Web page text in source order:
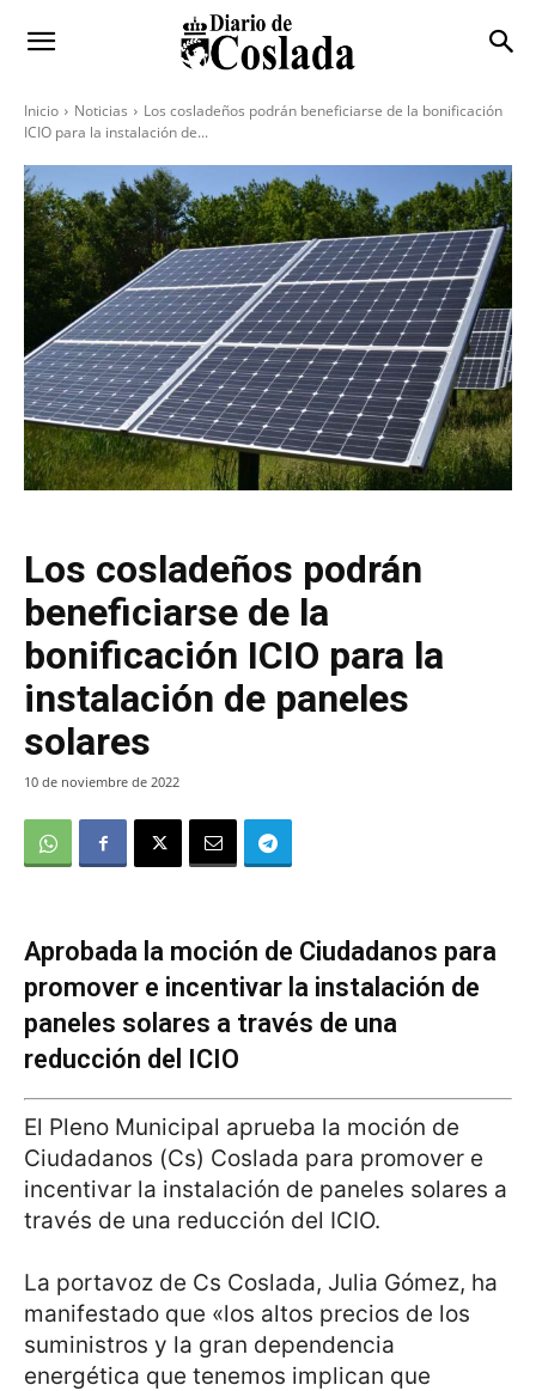
Inicio Noticias
Los cosladeños podrán beneficiarse de la bonificación
ICIO para la instalación de...
Los cosladeños podrán
beneficiarse de la
bonificación ICIO para la
instalación de paneles
solares
10 de noviembre de 2022
Aprobada la moción de Ciudadanos para
promover e incentivar la instalación de
paneles solares a través de una
reducción del ICIO
El Pleno Municipal aprueba la moción de
Ciudadanos (Cs) Coslada para promover e
incentivar la instalación de paneles solares a
través de una reducción del ICIO.
La portavoz de Cs Coslada, Julia Gómez, ha
manifestado que «los altos precios de los
suministros y la gran dependencia
energética que tenemos implican que